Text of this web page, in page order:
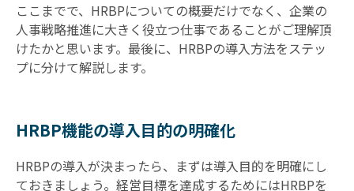
ここまでで、HRBPについての概要だけでなく、企業の
人事戦略推進に大きく役立つ仕事であることがご理解頂
けたかと思います。最後に、HRBPの導入方法をステッ
プに分けて解説します。
HRBP機能の導入目的の明確化
HRBPの導入が決まったら、まずは導入目的を明確にし
ておきましょう。経営目標を達成するためにはHRBPを